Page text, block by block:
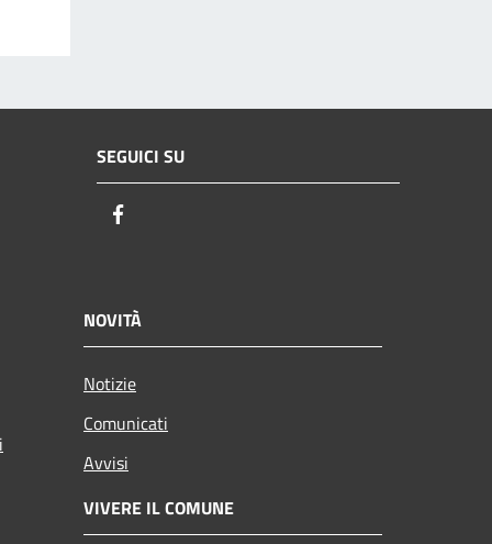
SEGUICI SU
NOVITÀ
Notizie
Comunicati
Avvisi
VIVERE IL COMUNE